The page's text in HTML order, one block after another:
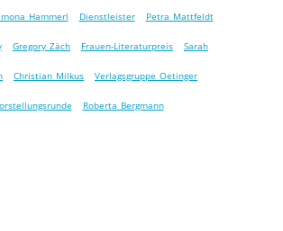
Hammerl Dienstleister Petra Mattfeldt
Gregory Zäch Frauen-Literaturpreis Sarah
Christian Milkus Verlagsgruppe Oetinger
Roberta Bergmann